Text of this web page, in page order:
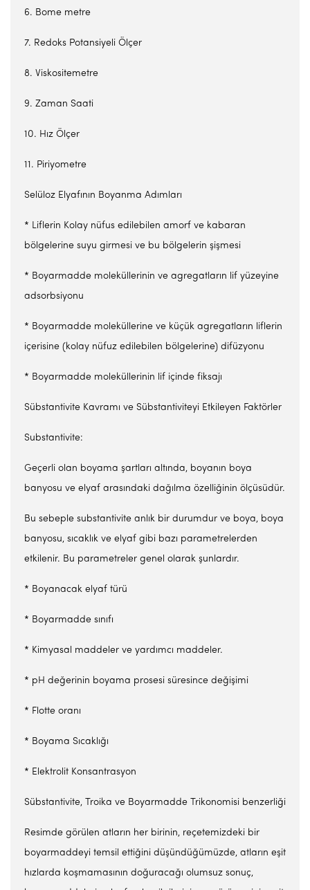
6. Bome metre
7. Redoks Potansiyeli Ölçer
8. Viskositemetre
9. Zaman Saati
10. Hız Ölçer
11. Piriyometre
Selüloz Elyafının Boyanma Adımları
* Liflerin Kolay nüfus edilebilen amorf ve kabaran
bölgelerine suyu girmesi ve bu bölgelerin şişmesi
* Boyarmadde moleküllerinin ve agregatların lif yüzeyine
adsorbsiyonu
* Boyarmadde moleküllerine ve küçük agregatların liflerin
içerisine (kolay nüfuz edilebilen bölgelerine) difüzyonu
* Boyarmadde moleküllerinin lif içinde fiksajı
Sübstantivite Kavramı ve Sübstantiviteyi Etkileyen Faktörler
Substantivite:
Geçerli olan boyama şartları altında, boyanın boya
banyosu ve elyaf arasındaki dağılma özelliğinin ölçüsüdür.
Bu sebeple substantivite anlık bir durumdur ve boya, boya
banyosu, sıcaklık ve elyaf gibi bazı parametrelerden
etkilenir. Bu parametreler genel olarak şunlardır.
* Boyanacak elyaf türü
* Boyarmadde sınıfı
* Kimyasal maddeler ve yardımcı maddeler.
* pH değerinin boyama prosesi süresince değişimi
* Flotte oranı
* Boyama Sıcaklığı
* Elektrolit Konsantrasyon
Sübstantivite, Troika ve Boyarmadde Trikonomisi benzerliği
Resimde görülen atların her birinin, reçetemizdeki bir
boyarmaddeyi temsil ettiğini düşündüğümüzde, atların eşit
hızlarda koşmamasının doğuracağı olumsuz sonuç,